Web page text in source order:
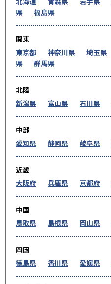
県
福島県
関東
東京都
神奈川県 埼玉県
県
群馬県
北陸
新潟県
富山県 石川県
中部
愛知県
静岡県 岐阜県
近畿
大阪府
兵庫県 京都府
中国
鳥取県
島根県 岡山県
四国
徳島県
香川県 愛媛県